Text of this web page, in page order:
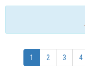
1 2 3 4